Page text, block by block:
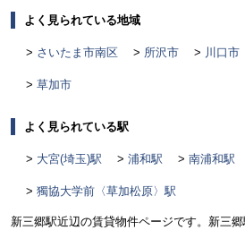
よく見られている地域
さいたま市南区 所沢市 川口市
草加市
よく見られている駅
大宮(埼玉)駅 浦和駅 南浦和駅
獨協大学前〈草加松原〉駅
新三郷駅近辺の賃貸物件ページです。新三